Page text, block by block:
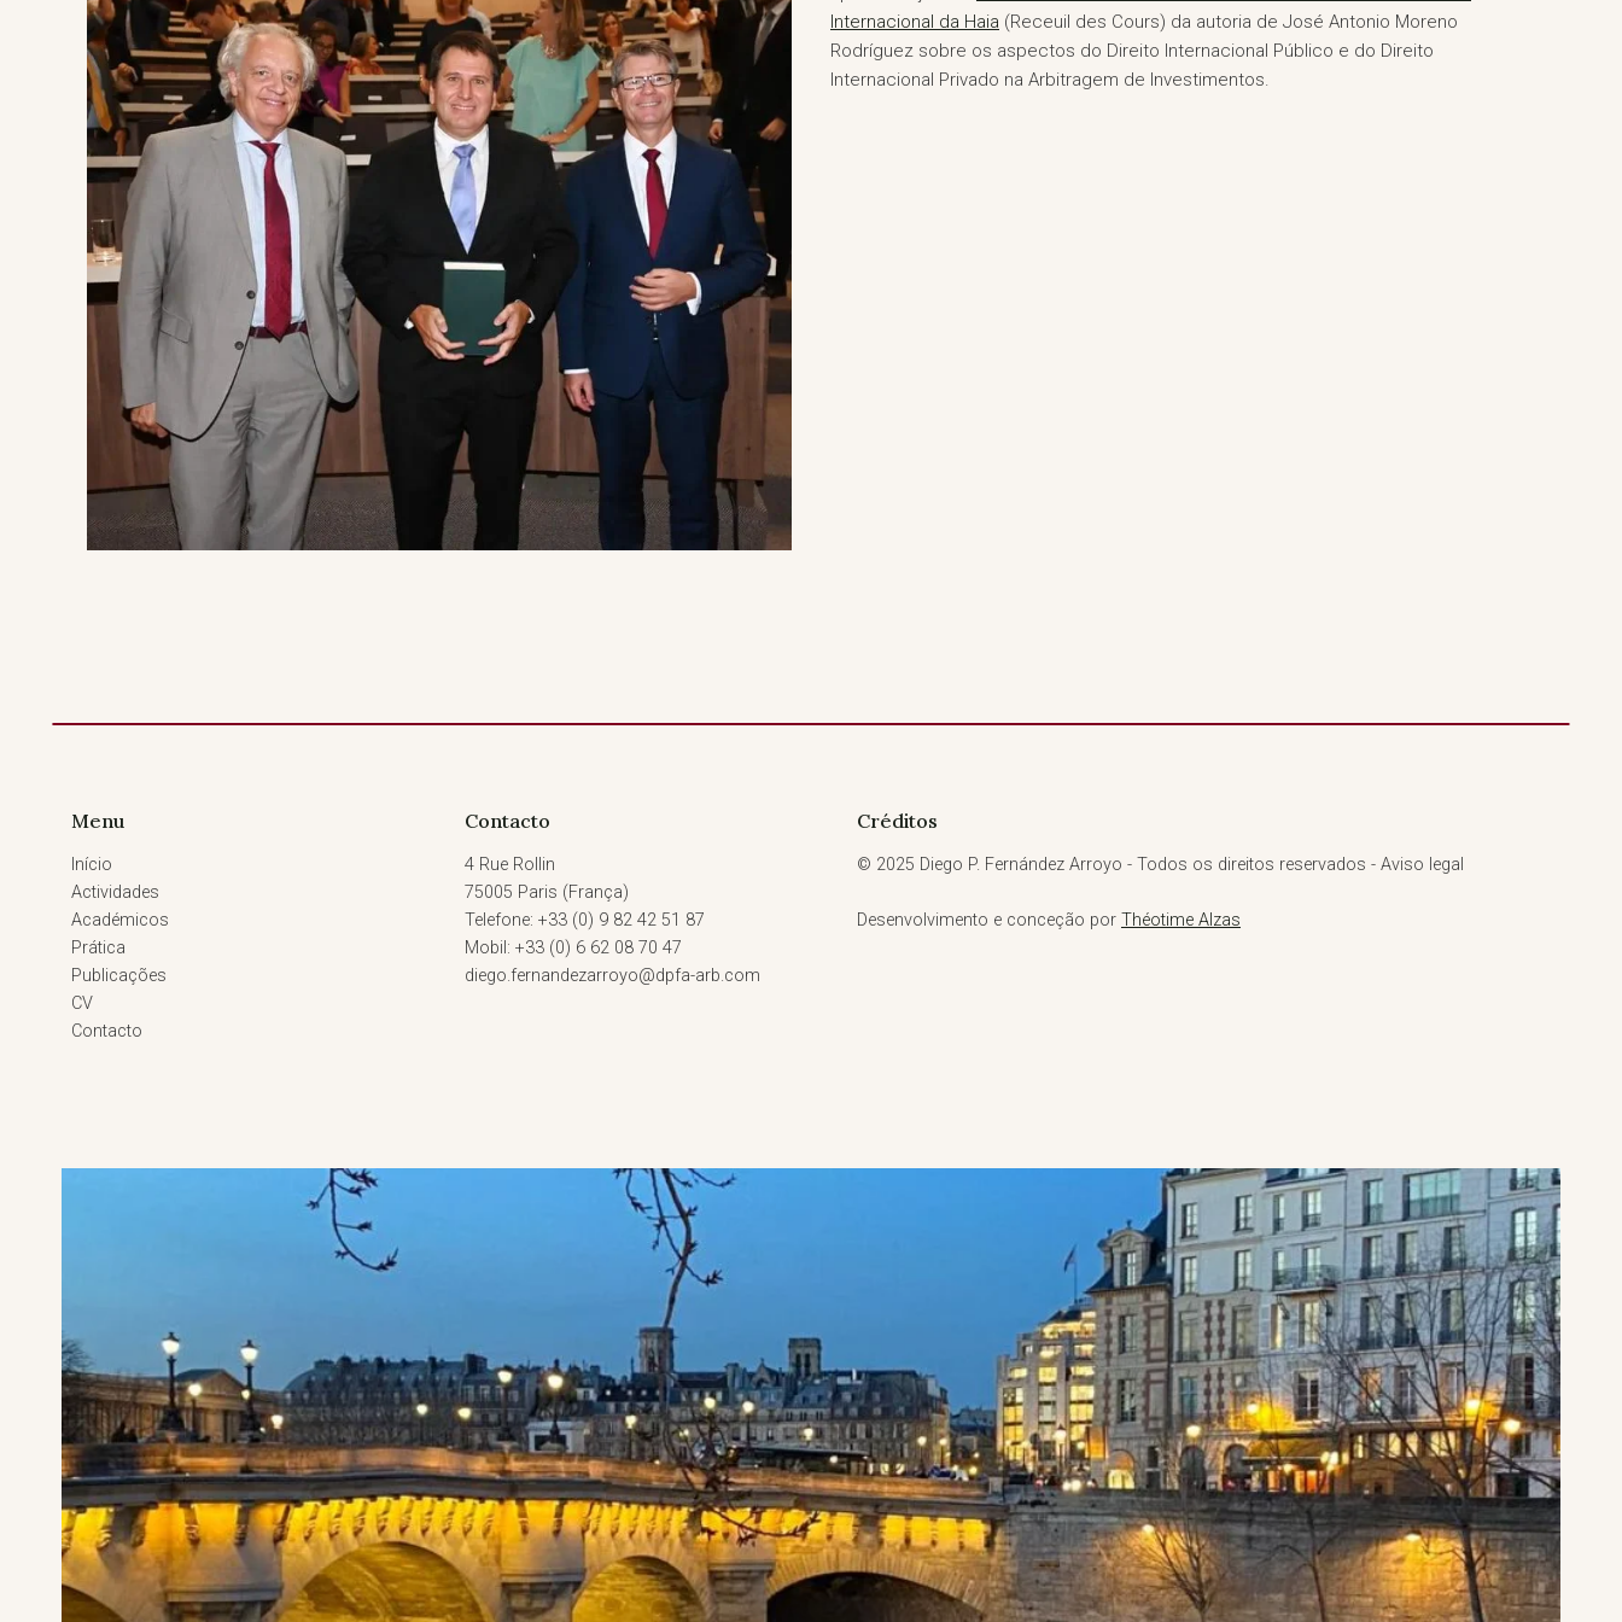
Internacional da Haia (Receuil des Cours) da autoria de José Antonio Moreno
Rodríguez sobre os aspectos do Direito Internacional Público e do Direito
Internacional Privado na Arbitragem de Investimentos.
Menu
Início
Actividades
Académicos
Prática
Publicações
CV
Contacto
Contacto
4 Rue Rollin
75005 Paris (França)
Telefone: +33 (0) 9 82 42 51 87
Mobil: +33 (0) 6 62 08 70 47
diego.fernandezarroyo@dpfa-arb.com
Créditos
© 2025 Diego P. Fernández Arroyo - Todos os direitos reservados - Aviso legal
Desenvolvimento e conceção por Théotime Alzas